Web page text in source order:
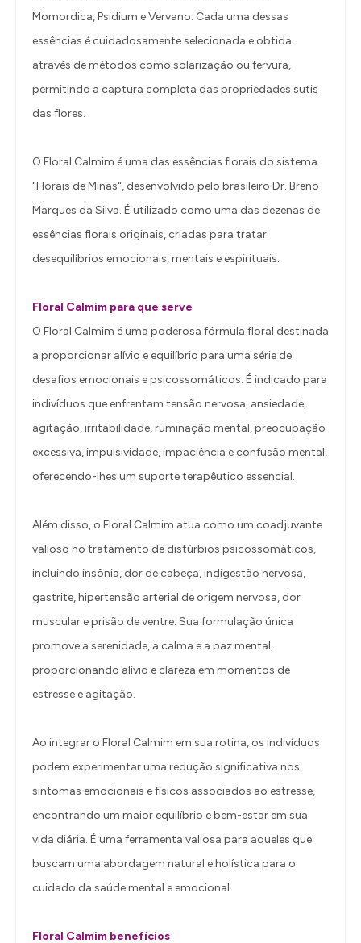
Momordica, Psidium e Vervano. Cada uma dessas
essências é cuidadosamente selecionada e obtida
através de métodos como solarização ou fervura,
permitindo a captura completa das propriedades sutis
das flores.
O Floral Calmim é uma das essências florais do sistema
"Florais de Minas", desenvolvido pelo brasileiro Dr. Breno
Marques da Silva. É utilizado como uma das dezenas de
essências florais originais, criadas para tratar
desequilíbrios emocionais, mentais e espirituais.
Floral Calmim para que serve
O Floral Calmim é uma poderosa fórmula floral destinada
a proporcionar alívio e equilíbrio para uma série de
desafios emocionais e psicossomáticos. É indicado para
indivíduos que enfrentam tensão nervosa, ansiedade,
agitação, irritabilidade, ruminação mental, preocupação
excessiva, impulsividade, impaciência e confusão mental,
oferecendo-lhes um suporte terapêutico essencial.
Além disso, o Floral Calmim atua como um coadjuvante
valioso no tratamento de distúrbios psicossomáticos,
incluindo insônia, dor de cabeça, indigestão nervosa,
gastrite, hipertensão arterial de origem nervosa, dor
muscular e prisão de ventre. Sua formulação única
promove a serenidade, a calma e a paz mental,
proporcionando alívio e clareza em momentos de
estresse e agitação.
Ao integrar o Floral Calmim em sua rotina, os indivíduos
podem experimentar uma redução significativa nos
sintomas emocionais e físicos associados ao estresse,
encontrando um maior equilíbrio e bem-estar em sua
vida diária. É uma ferramenta valiosa para aqueles que
buscam uma abordagem natural e holística para o
cuidado da saúde mental e emocional.
Floral Calmim benefícios